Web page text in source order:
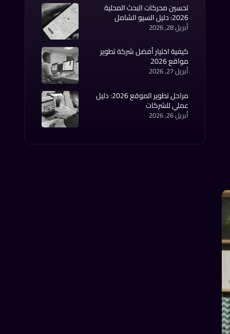
تحسين محركات البحث المحلية
2026: دليل السيو الشامل
أبريل 28, 2026
كيفية اختيار أفضل شركة تطوير
مواقع 2026
أبريل 27, 2026
مراحل تطوير الموقع 2026: دليل
عملي للشركات
أبريل 26, 2026